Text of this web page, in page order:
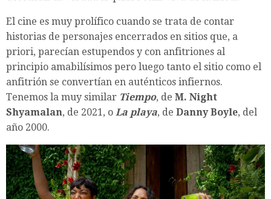
El cine es muy prolífico cuando se trata de contar
historias de personajes encerrados en sitios que, a
priori, parecían estupendos y con anfitriones al
principio amabilísimos pero luego tanto el sitio como el
anfitrión se convertían en auténticos infiernos.
Tenemos la muy similar Tiempo, de M. Night
Shyamalan, de 2021, o La playa, de Danny Boyle, del
año 2000.